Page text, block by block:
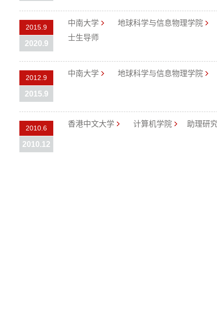
2015.9
2020.9
中南大学 地球科学与信息物理学院
士生导师
2012.9
2015.9
中南大学 地球科学与信息物理学院
2010.6
2010.12
香港中文大学 计算机学院 助理研